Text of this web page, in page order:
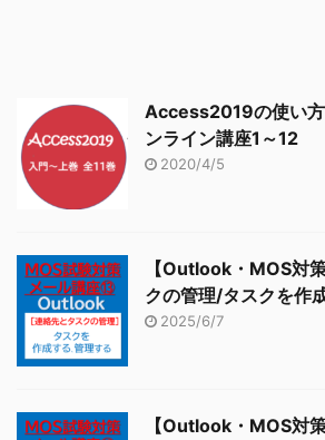
Access2019の使い
ンライン講座1～12
2020/4/5
【Outlook・MOS対
クの管理/タスクを作
2025/6/7
【Outlook・MOS対